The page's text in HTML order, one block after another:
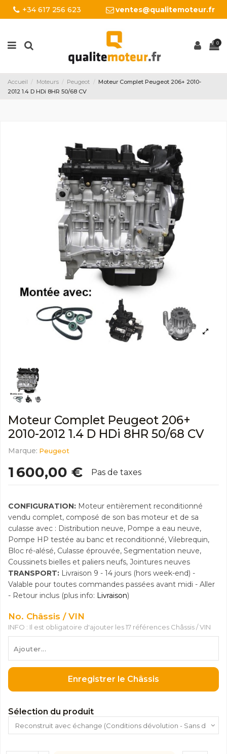
+34 617 256 623 ventes@qualitemoteur.fr
0
Accueil Moteurs Peugeot
Moteur Complet Peugeot 206+ 2010-
2012 1.4 D HDi 8HR 50/68 CV
Moteur Complet Peugeot 206+
2010-2012 1.4 D HDi 8HR 50/68 CV
Marque: Peugeot
1 600,00 € Pas de taxes
CONFIGURATION: Moteur entièrement reconditionné
vendu complet, composé de son bas moteur et de sa
culasse avec : Distribution neuve, Pompe a eau neuve,
Pompe HP testée au banc et reconditionné, Vilebrequin,
Bloc ré-alésé, Culasse éprouvée, Segmentation neuve,
Coussinets bielles et paliers neufs, Jointures neuves
TRANSPORT: Livraison 9 - 14 jours (hors week-end) -
Valable pour toutes commandes passées avant midi - Aller
- Retour inclus (plus info: Livraison)
No. Châssis / VIN
INFO : Il est obligatoire d'ajouter les 17 références Châssis / VIN
Enregistrer le Châssis
Sélection du produit